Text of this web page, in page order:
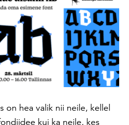
on hea valik nii neile, kellel
kui ka neile, kes